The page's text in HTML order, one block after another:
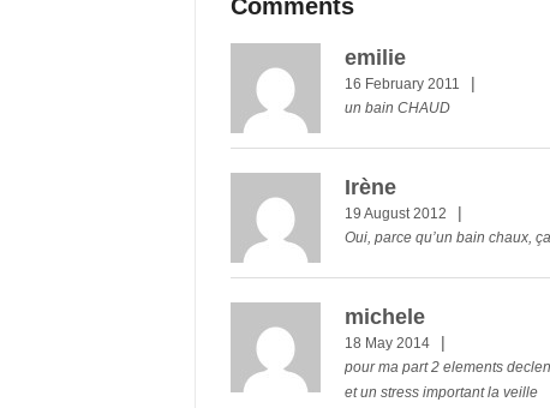
Comments
emilie
16 February 2011 |
un bain CHAUD
Irène
19 August 2012 |
Oui, parce qu’un bain chaux,
michele
18 May 2014 |
pour ma part 2 elements
et un stress important la veille